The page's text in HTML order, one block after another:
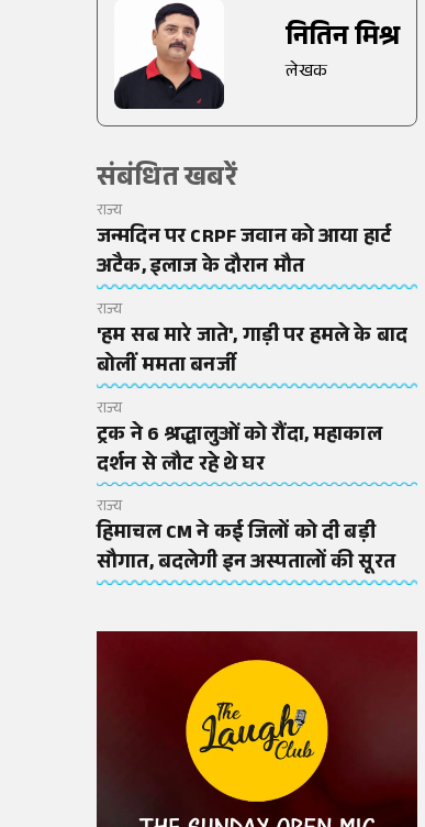
नितिन मिश्र
लेखक
संबंधित खबरें
राज्य
जन्मदिन पर CRPF जवान को आया हार्ट
अटैक, इलाज के दौरान मौत
राज्य
'हम सब मारे जाते', गाड़ी पर हमले के बाद
बोलीं ममता बनर्जी
राज्य
ट्रक ने 6 श्रद्धालुओं को रौंदा, महाकाल
दर्शन से लौट रहे थे घर
राज्य
हिमाचल CM ने कई जिलों को दी बड़ी
सौगात, बदलेगी इन अस्पतालों की सूरत